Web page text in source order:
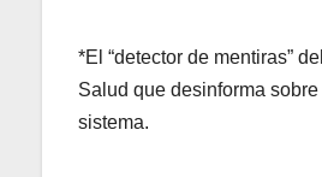
*El “detector de mentiras”
Salud que desinforma sobre
sistema.